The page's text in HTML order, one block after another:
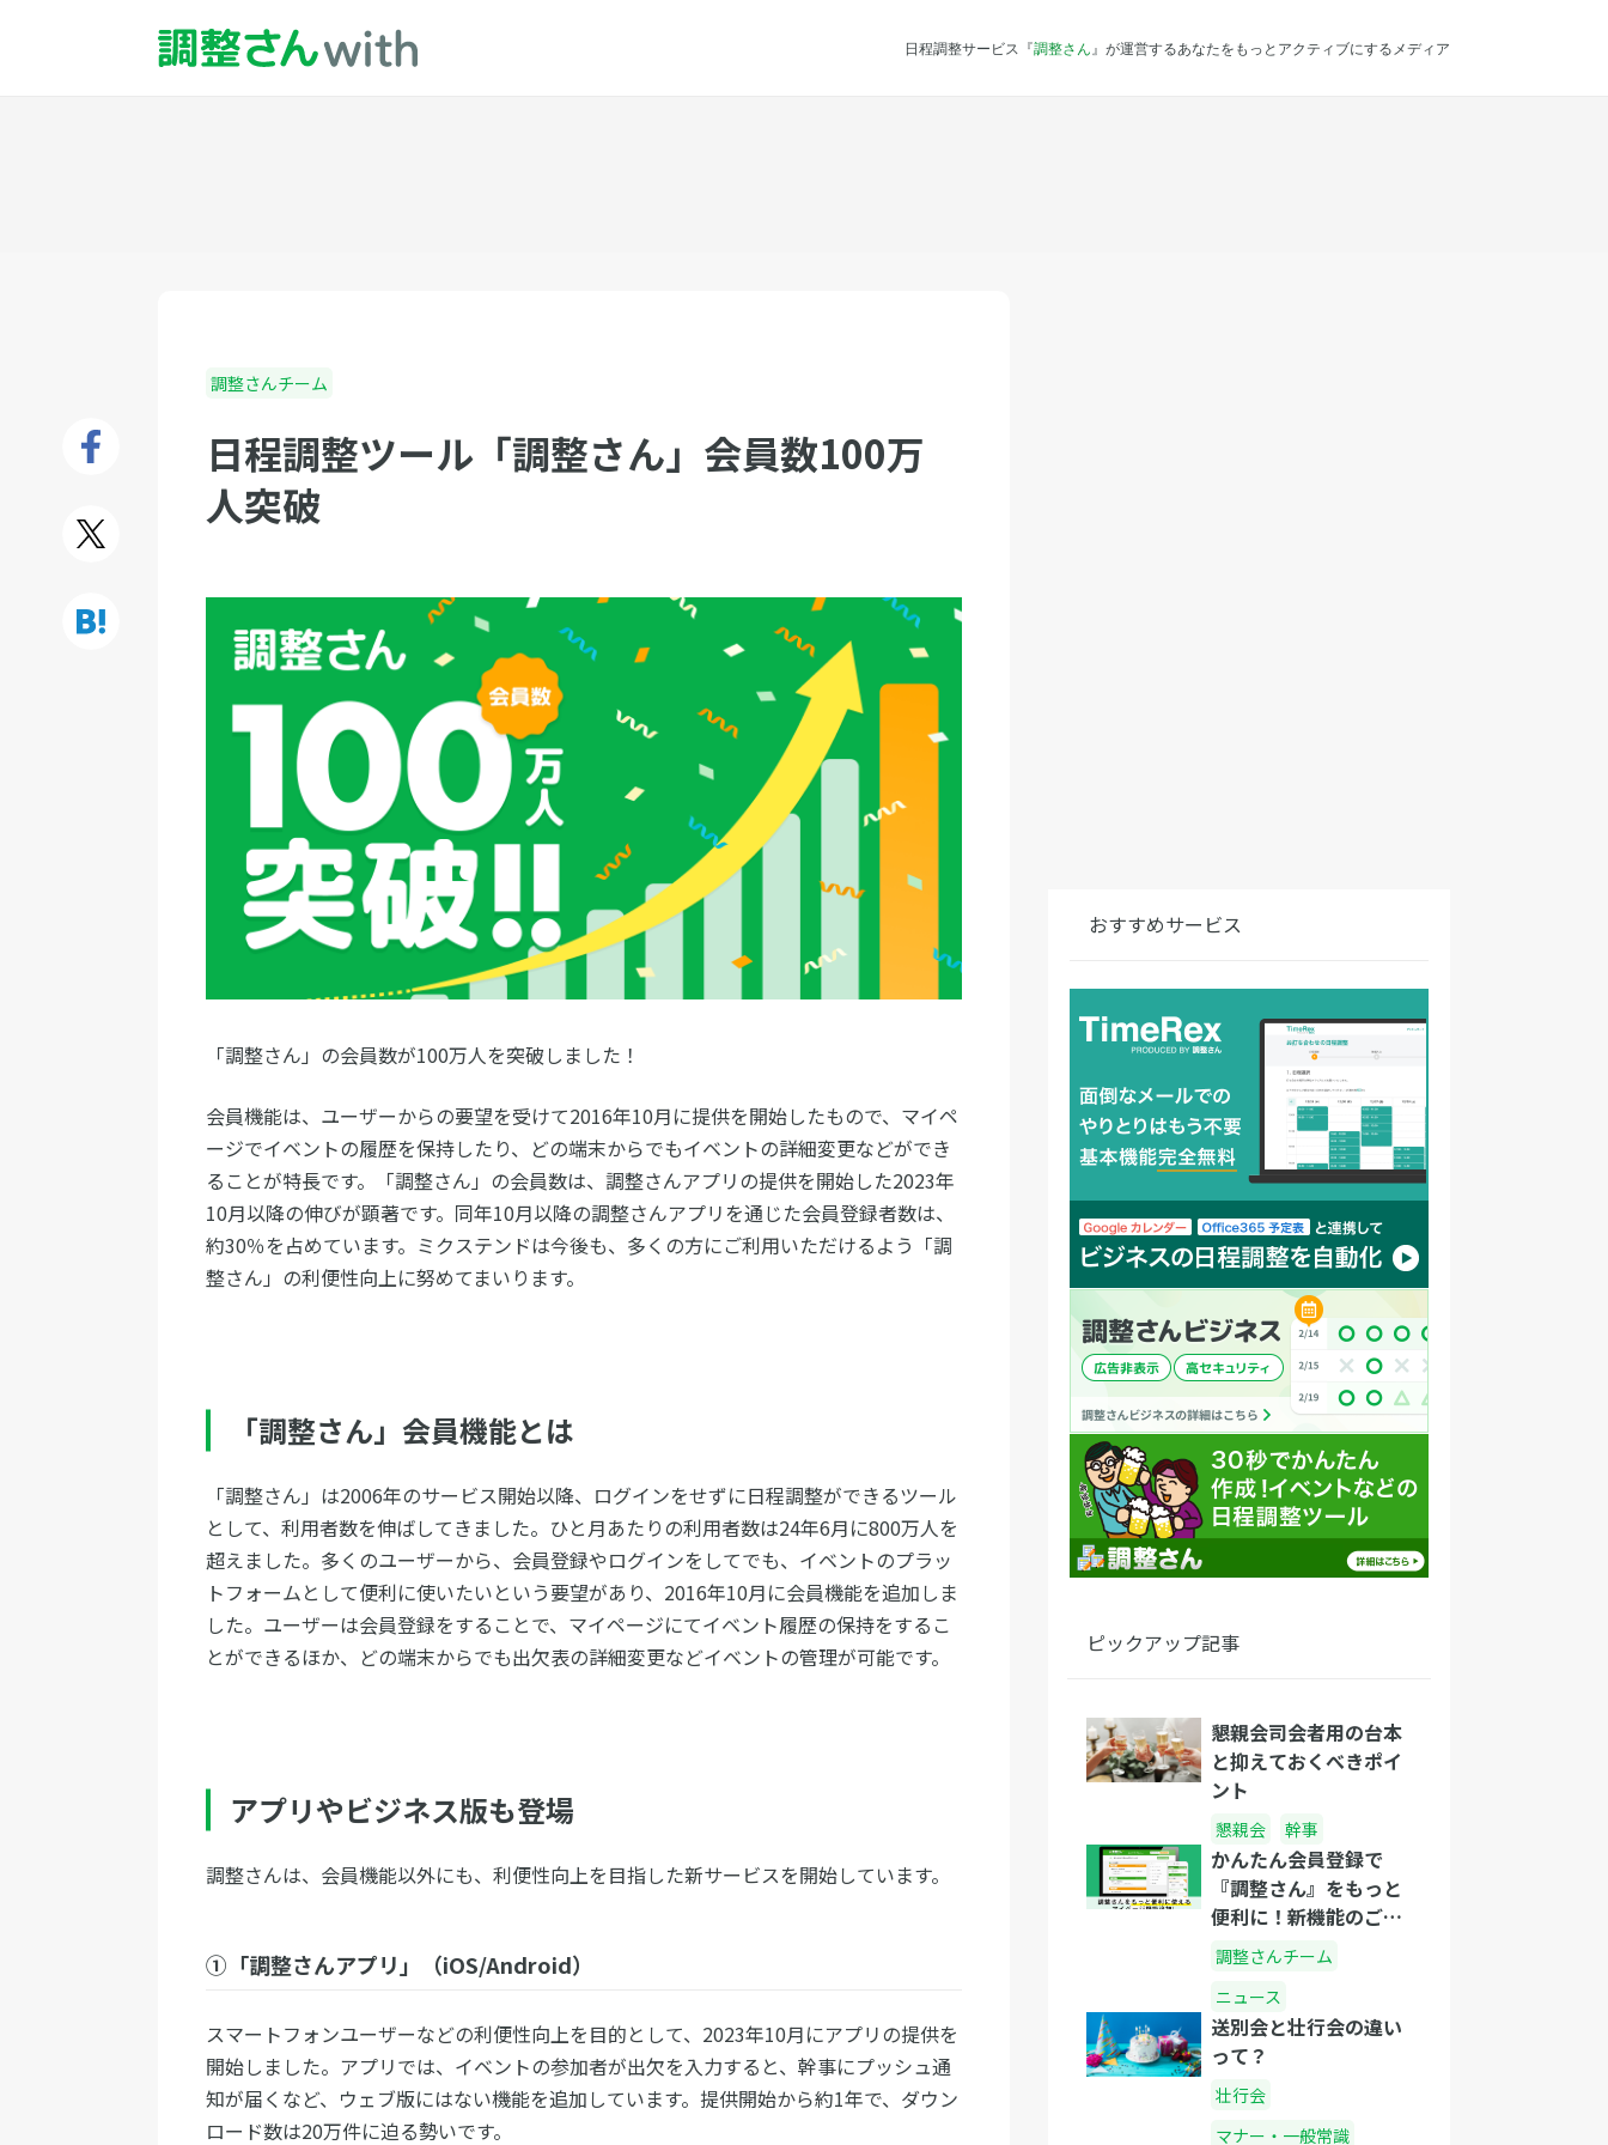
日程調整サービス『調整さん 』が運営するあなたをもっとアクティブにするメディア
調整さんチーム
日程調整ツール「調整さん」会員数100万
人突破
「調整さん」の会員数が100万人を突破しました！
会員機能は、ユーザーからの要望を受けて2016年10月に提供を開始したもので、マイペ
ージでイベントの履歴を保持したり、どの端末からでもイベントの詳細変更などができ
ることが特長です。「調整さん」の会員数は、調整さんアプリの提供を開始した2023年
10月以降の伸びが顕著です。同年10月以降の調整さんアプリを通じた会員登録者数は、
約30％を占めています。ミクステンドは今後も、多くの方にご利用いただけるよう「調
整さん」の利便性向上に努めてまいります。
「調整さん」会員機能とは
「調整さん」は2006年のサービス開始以降、ログインをせずに日程調整ができるツール
として、利用者数を伸ばしてきました。ひと月あたりの利用者数は24年6月に800万人を
超えました。多くのユーザーから、会員登録やログインをしてでも、イベントのプラッ
トフォームとして便利に使いたいという要望があり、2016年10月に会員機能を追加しま
した。ユーザーは会員登録をすることで、マイページにてイベント履歴の保持をするこ
とができるほか、どの端末からでも出欠表の詳細変更などイベントの管理が可能です。
アプリやビジネス版も登場
調整さんは、会員機能以外にも、利便性向上を目指した新サービスを開始しています。
①「調整さんアプリ」（iOS/Android）
スマートフォンユーザーなどの利便性向上を目的として、2023年10月にアプリの提供を
開始しました。アプリでは、イベントの参加者が出欠を入力すると、幹事にプッシュ通
知が届くなど、ウェブ版にはない機能を追加しています。提供開始から約1年で、ダウン
ロード数は20万件に迫る勢いです。
おすすめサービス
ピックアップ記事
懇親会司会者用の台本
と抑えておくべきポイ
ント
懇親会 幹事
かんたん会員登録で
『調整さん』をもっと
便利に！新機能のご紹
介
調整さんチーム
ニュース
送別会と壮行会の違い
って？
壮行会
マナー・一般常識